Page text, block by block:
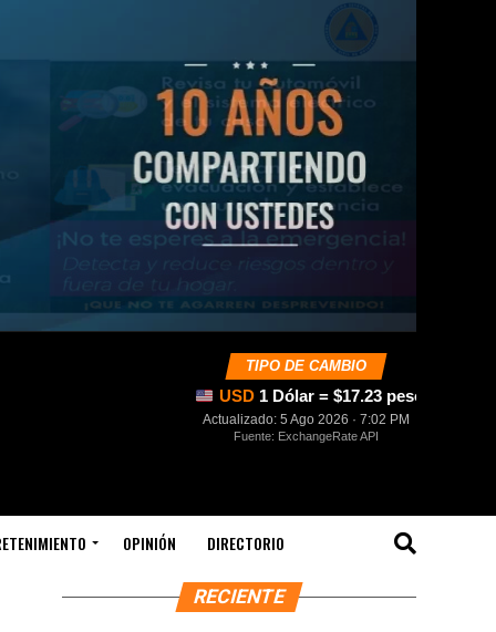
TIPO DE CAMBIO
USD 1 Dólar = $17.23 pesos
Actualizado: 5 Ago 2026 · 7:02 PM
Fuente: ExchangeRate API
OPINIÓN DIRECTORIO
RECIENTE